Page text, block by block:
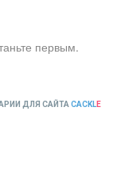
первым.
ДЛЯ САЙТА CACKLE